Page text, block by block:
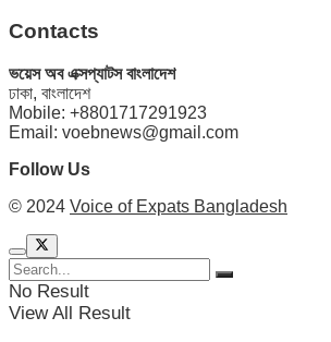
Contacts
ভয়েস অব এক্সপ্যাটস বাংলাদেশ
ঢাকা, বাংলাদেশ
Mobile: +8801717291923
Email: voebnews@gmail.com
Follow Us
© 2024 Voice of Expats Bangladesh
No Result
View All Result